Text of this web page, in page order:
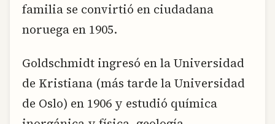
familia se convirtió en ciudadana
noruega en 1905.
Goldschmidt ingresó en la Universidad
de Kristiana (más tarde la Universidad
de Oslo) en 1906 y estudió química